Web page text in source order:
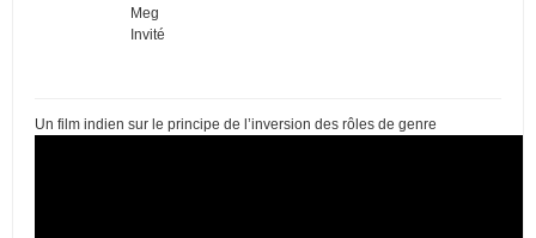
Meg
Invité
Un film indien sur le principe de l’inversion des rôles de genre